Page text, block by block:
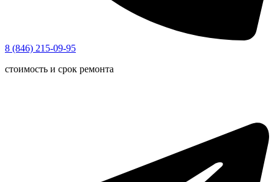
8 (846) 215-09-95
стоимость и срок ремонта